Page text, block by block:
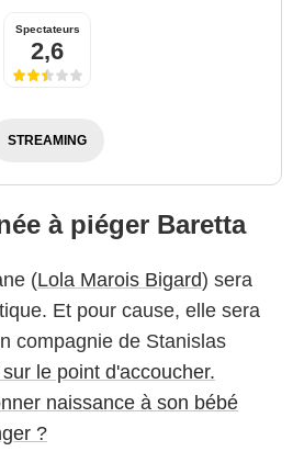
Spectateurs
2,6
STREAMING
à piéger Baretta
(Lola Marois Bigard) sera
Et pour cause, elle sera
compagnie de Stanislas
le point d'accoucher.
naissance à son bébé
?